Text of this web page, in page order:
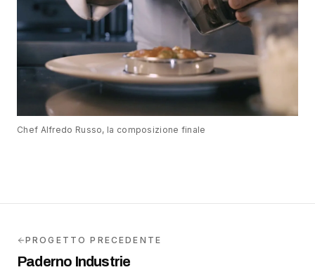
Chef Alfredo Russo, la composizione finale
PROGETTO PRECEDENTE
Paderno Industrie